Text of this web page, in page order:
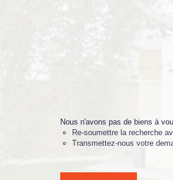
Nous n'avons pas de biens à
Re-soumettre la recherche
Transmettez-nous votre